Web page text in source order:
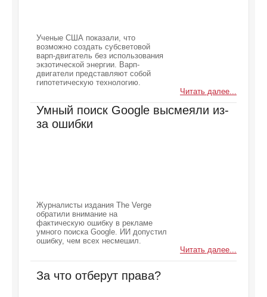
Ученые США показали, что
возможно создать субсветовой
варп-двигатель без использования
экзотической энергии. Варп-
двигатели представляют собой
гипотетическую технологию.
Читать далее...
Умный поиск Google высмеяли из-
за ошибки
Журналисты издания The Verge
обратили внимание на
фактическую ошибку в рекламе
умного поиска Google. ИИ допустил
ошибку, чем всех несмешил.
Читать далее...
За что отберут права?